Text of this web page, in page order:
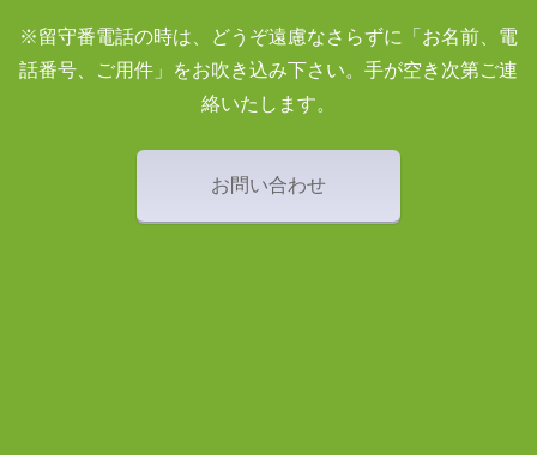
※留守番電話の時は、どうぞ遠慮なさらずに「お名前、電
話番号、ご用件」をお吹き込み下さい。手が空き次第ご連
絡いたします。
お問い合わせ